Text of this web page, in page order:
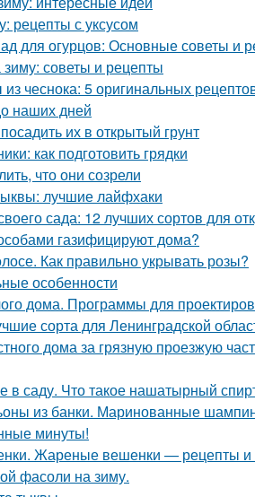
рецепты с уксусом
для огурцов: Основные советы и
зиму: советы и рецепты
чеснока: 5 оригинальных
наших дней
их в открытый грунт
как подготовить грядки
что они созрели
лучшие лайфхаки
сада: 12 лучших сортов для
газифицируют дома?
Как правильно укрывать розы?
особенности
дома. Программы для
сорта для Ленинградской
дома за грязную проезжую
Что такое нашатырный
из банки. Маринованные
минуты!
Жареные вешенки — рецепты и
фасоли на зиму.